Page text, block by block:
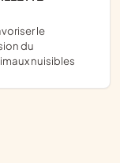
du
nuisibles